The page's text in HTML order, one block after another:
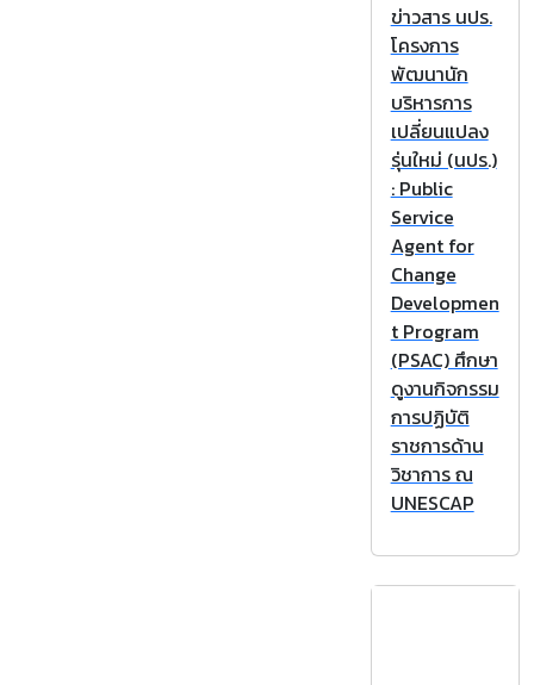
ข่าวสาร นปร.
โครงการ
พัฒนานัก
บริหารการ
เปลี่ยนแปลง
รุ่นใหม่ (นปร.)
: Public
Service
Agent for
Change
Developmen
t Program
(PSAC) ศึกษา
ดูงานกิจกรรม
การปฏิบัติ
ราชการด้าน
วิชาการ ณ
UNESCAP